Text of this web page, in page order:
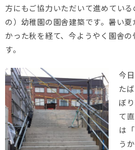
方にもご協力いただいて進めてい
の）幼稚園の園舎建築です。暑い
かった秋を経て、今ようやく園舎
す。
今
た
ぼ
て
は
う